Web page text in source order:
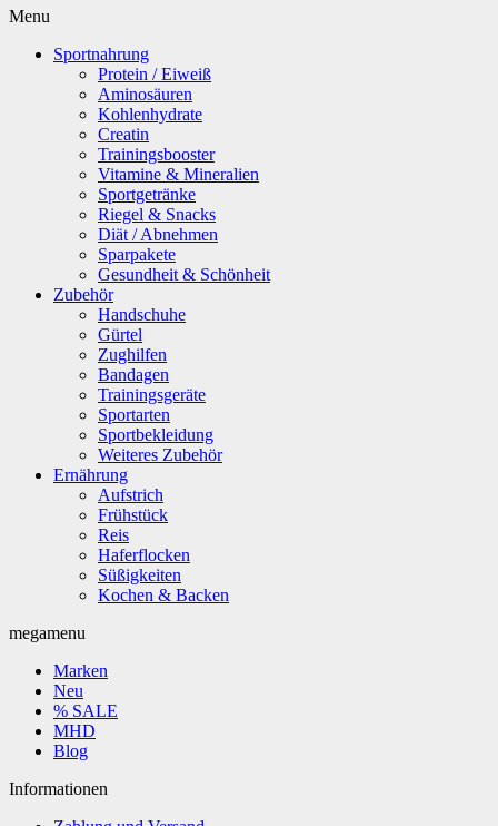
Menu
Sportnahrung
Protein / Eiweiß
Aminosäuren
Kohlenhydrate
Creatin
Trainingsbooster
Vitamine & Mineralien
Sportgetränke
Riegel & Snacks
Diät / Abnehmen
Sparpakete
Gesundheit & Schönheit
Zubehör
Handschuhe
Gürtel
Zughilfen
Bandagen
Trainingsgeräte
Sportarten
Sportbekleidung
Weiteres Zubehör
Ernährung
Aufstrich
Frühstück
Reis
Haferflocken
Süßigkeiten
Kochen & Backen
megamenu
Marken
Neu
% SALE
MHD
Blog
Informationen